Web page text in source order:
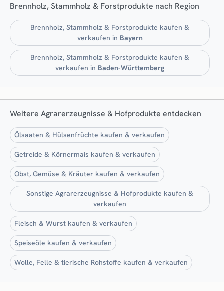
Brennholz, Stammholz & Forstprodukte nach Region
Brennholz, Stammholz & Forstprodukte kaufen &
verkaufen in Bayern
Brennholz, Stammholz & Forstprodukte kaufen &
verkaufen in Baden-Württemberg
Weitere Agrarerzeugnisse & Hofprodukte entdecken
Ölsaaten & Hülsenfrüchte kaufen & verkaufen
Getreide & Körnermais kaufen & verkaufen
Obst, Gemüse & Kräuter kaufen & verkaufen
Sonstige Agrarerzeugnisse & Hofprodukte kaufen &
verkaufen
Fleisch & Wurst kaufen & verkaufen
Speiseöle kaufen & verkaufen
Wolle, Felle & tierische Rohstoffe kaufen & verkaufen